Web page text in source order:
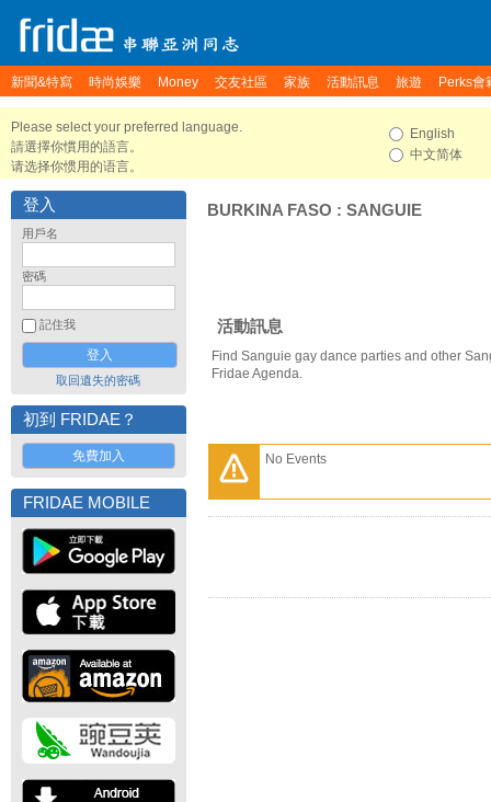
新聞&特寫 時尚娛樂 Money 交友社區 家族 活動訊息 旅遊 Perks會
Please select your preferred language.
請選擇你慣用的語言。
请选择你惯用的语言。
English
中文简体
登入
用戶名
密碼
記住我
取回遺失的密碼
初到 FRIDAE？
免費加入
FRIDAE MOBILE
BURKINA FASO : SANGUIE
活動訊息
Find Sanguie gay dance parties and other
Fridae Agenda.
No Events